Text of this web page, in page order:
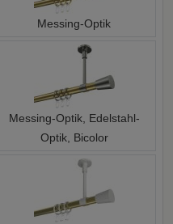
Messing-Optik
Messing-Optik, Edelstahl-
Optik, Bicolor